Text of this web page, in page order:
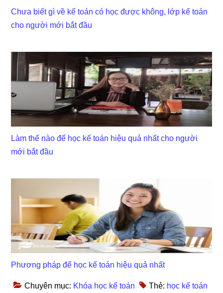
Chưa biết gì về kế toán có học được không, lớp kế toán
cho người mới bắt đầu
Làm thế nào để học kế toán hiệu quả nhất cho người
mới bắt đầu
Phương pháp để học kế toán hiệu quả nhất
Chuyên mục: Khóa học kế toán Thẻ: học kế toán